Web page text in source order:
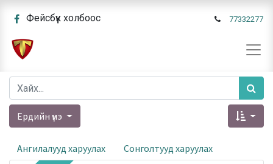
Фейсбүүк холбоос 77332277
Ердийн үнэ
Ангилалууд харуулах Сонголтууд харуулах